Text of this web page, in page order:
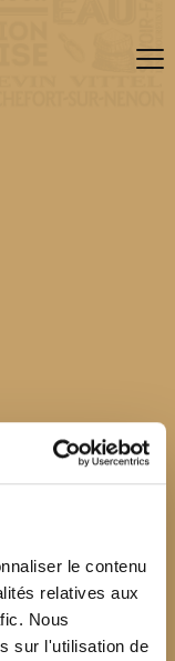
le contenu
relatives aux
Nous
sur l'utilisation de